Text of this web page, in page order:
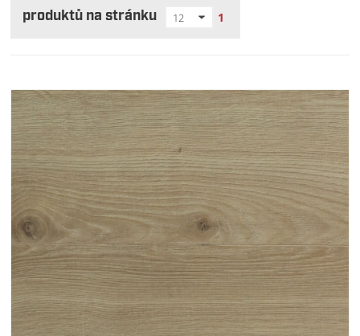
produktů na stránku 12 1